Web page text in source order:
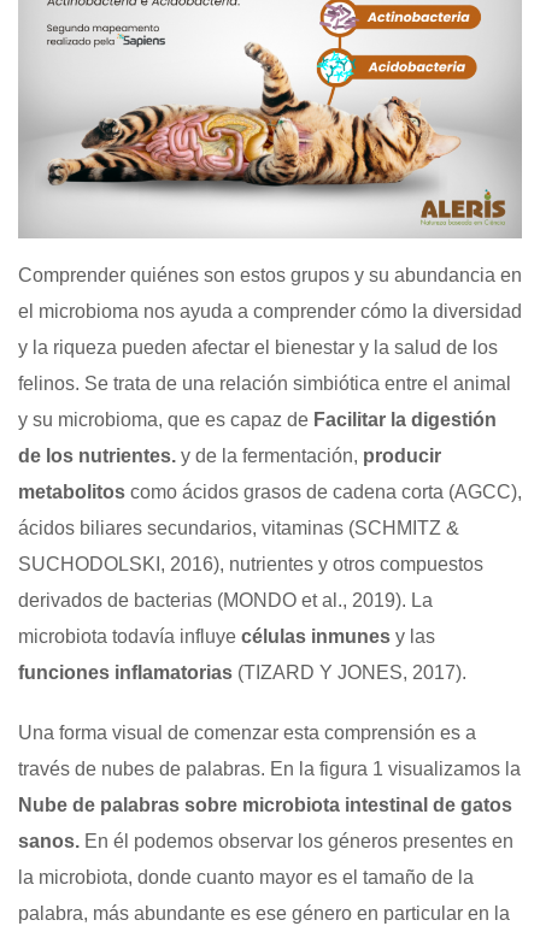
Comprender quiénes son estos grupos y su abundancia en
el microbioma nos ayuda a comprender cómo la diversidad
y la riqueza pueden afectar el bienestar y la salud de los
felinos. Se trata de una relación simbiótica entre el animal
y su microbioma, que es capaz de Facilitar la digestión
de los nutrientes. y de la fermentación, producir
metabolitos como ácidos grasos de cadena corta (AGCC),
ácidos biliares secundarios, vitaminas (SCHMITZ &
SUCHODOLSKI, 2016), nutrientes y otros compuestos
derivados de bacterias (MONDO et al., 2019). La
microbiota todavía influye células inmunes y las
funciones inflamatorias (TIZARD Y JONES, 2017).
Una forma visual de comenzar esta comprensión es a
través de nubes de palabras. En la figura 1 visualizamos la
Nube de palabras sobre microbiota intestinal de gatos
sanos. En él podemos observar los géneros presentes en
la microbiota, donde cuanto mayor es el tamaño de la
palabra, más abundante es ese género en particular en la